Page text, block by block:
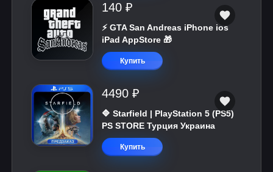
140 ₽
⚡️ GTA San Andreas iPhone ios
iPad AppStore 🎁
Купить
4490 ₽
🔷 Starfield | PlayStation 5 (PS5)
PS STORE Турция Украина
Купить